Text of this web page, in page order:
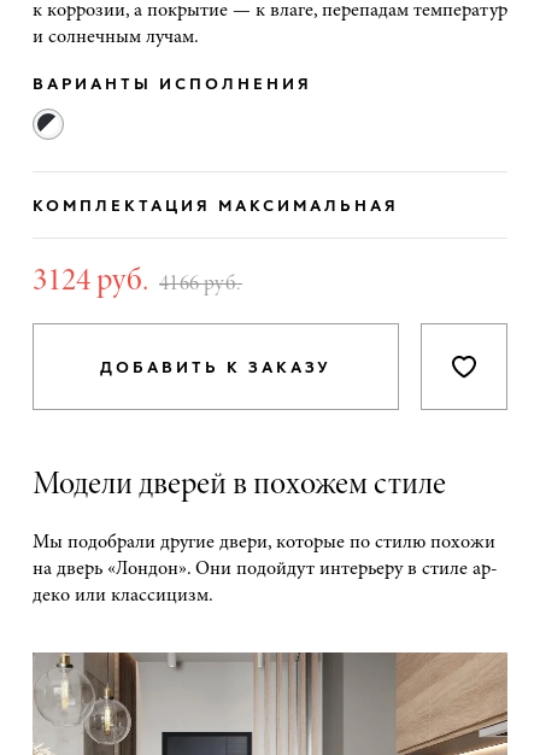
к коррозии, а покрытие — к влаге, перепадам температур
и солнечным лучам.
ВАРИАНТЫ ИСПОЛНЕНИЯ
КОМПЛЕКТАЦИЯ МАКСИМАЛЬНАЯ
3124 руб. 4166 руб.
ДОБАВИТЬ К ЗАКАЗУ
Модели дверей в похожем стиле
Мы подобрали другие двери, которые по стилю похожи
на дверь «Лондон». Они подойдут интерьеру в стиле ар-
деко или классицизм.